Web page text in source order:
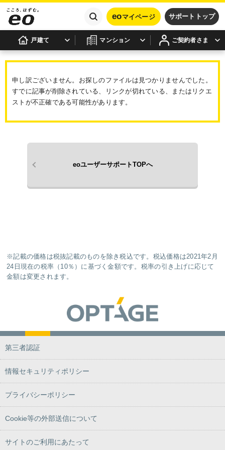
eoマイページ サポートトップ
戸建て マンション ご契約者さま
申し訳ございません。お探しのファイルは見つかりませんでした。
すでに記事が削除されている、リンクが切れている、またはリクエ
ストが不正確である可能性があります。
eoユーザーサポートTOPへ
※記載の価格は税抜記載のものを除き税込です。税込価格は2021年2月
24日現在の税率（10％）に基づく金額です。税率の引き上げに応じて
金額は変更されます。
第三者認証
情報セキュリティポリシー
プライバシーポリシー
Cookie等の外部送信について
サイトのご利用にあたって